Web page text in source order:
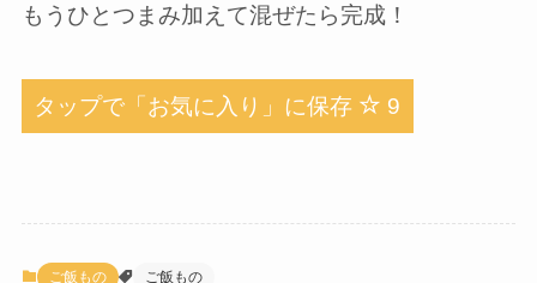
もうひとつまみ加えて混ぜたら完成！
タップで「お気に入り」に保存 9
ご飯もの ご飯もの